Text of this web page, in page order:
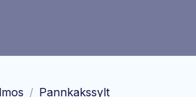
/ Pannkakssylt